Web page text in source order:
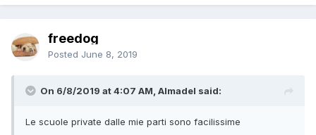
freedog
Posted June 8, 2019
On 6/8/2019 at 4:07 AM, Almadel said:
Le scuole private dalle mie parti sono facilissime